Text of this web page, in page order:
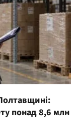
понад 8,6 млн